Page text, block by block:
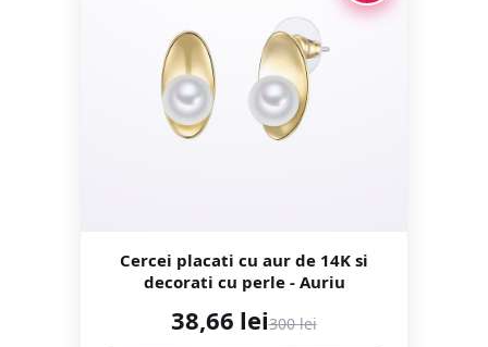
Cercei placati cu aur de 14K si
decorati cu perle - Auriu
38,66 lei300 lei